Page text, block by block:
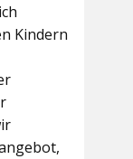
Kindern